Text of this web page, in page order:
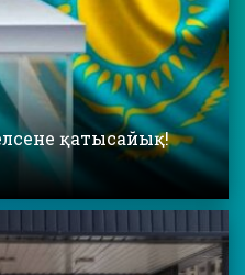
қатысайық!